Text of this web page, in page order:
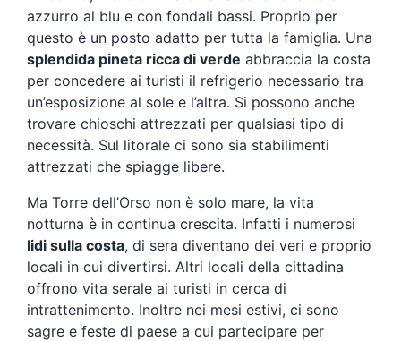
azzurro al blu e con fondali bassi. Proprio per
questo è un posto adatto per tutta la famiglia. Una
splendida pineta ricca di verde abbraccia la costa
per concedere ai turisti il refrigerio necessario tra
un’esposizione al sole e l’altra. Si possono anche
trovare chioschi attrezzati per qualsiasi tipo di
necessità. Sul litorale ci sono sia stabilimenti
attrezzati che spiagge libere.
Ma Torre dell’Orso non è solo mare, la vita
notturna è in continua crescita. Infatti i numerosi
lidi sulla costa, di sera diventano dei veri e proprio
locali in cui divertirsi. Altri locali della cittadina
offrono vita serale ai turisti in cerca di
intrattenimento. Inoltre nei mesi estivi, ci sono
sagre e feste di paese a cui partecipare per